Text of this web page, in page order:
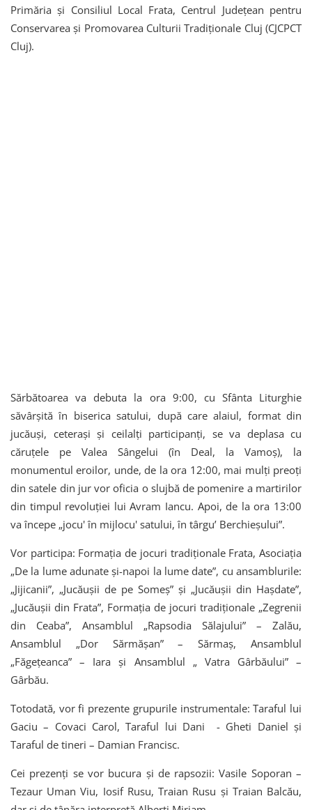
Primăria și Consiliul Local Frata, Centrul Județean pentru
Conservarea și Promovarea Culturii Tradiționale Cluj (CJCPCT
Cluj).
Sărbătoarea va debuta la ora 9:00, cu Sfânta Liturghie
săvârșită în biserica satului, după care alaiul, format din
jucăuși, ceterași și ceilalți participanți, se va deplasa cu
căruțele pe Valea Sângelui (în Deal, la Vamoș), la
monumentul eroilor, unde, de la ora 12:00, mai mulți preoți
din satele din jur vor oficia o slujbă de pomenire a martirilor
din timpul revoluției lui Avram Iancu. Apoi, de la ora 13:00
va începe „jocu' în mijlocu' satului, în târgu’ Berchieșului”.
Vor participa: Formația de jocuri tradiționale Frata, Asociația
„De la lume adunate și-napoi la lume date”, cu ansamblurile:
„Jijicanii”, „Jucăușii de pe Someș” și „Jucăușii din Hașdate”,
„Jucăușii din Frata”, Formația de jocuri tradiționale „Zegrenii
din Ceaba”, Ansamblul „Rapsodia Sălajului” – Zalău,
Ansamblul „Dor Sărmășan” – Sărmaș, Ansamblul
„Făgețeanca” – Iara și Ansamblul „ Vatra Gârbăului” –
Gârbău.
Totodată, vor fi prezente grupurile instrumentale: Taraful lui
Gaciu – Covaci Carol, Taraful lui Dani - Gheti Daniel și
Taraful de tineri – Damian Francisc.
Cei prezenți se vor bucura și de rapsozii: Vasile Soporan –
Tezaur Uman Viu, Iosif Rusu, Traian Rusu și Traian Balcău,